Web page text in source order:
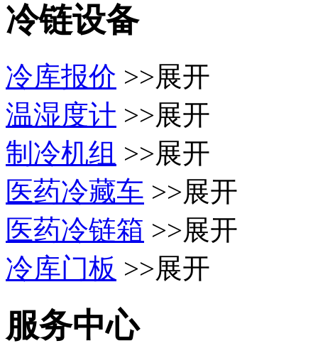
冷链设备
冷库报价 >>展开
温湿度计 >>展开
制冷机组 >>展开
医药冷藏车 >>展开
医药冷链箱 >>展开
冷库门板 >>展开
服务中心